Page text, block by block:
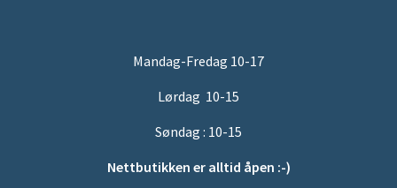
Mandag-Fredag 10-17
Lørdag 10-15
Søndag : 10-15
Nettbutikken er alltid åpen :-)